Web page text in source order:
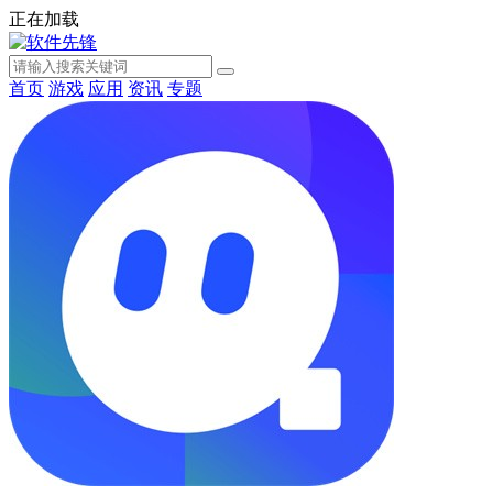
正在加载
首页 游戏 应用 资讯 专题